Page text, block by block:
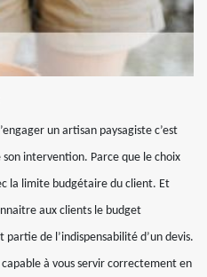
un artisan paysagiste c’est
intervention. Parce que le choix
la limite budgétaire du client. Et
aux clients le budget
de l’indispensabilité d’un devis.
à vous servir correctement en